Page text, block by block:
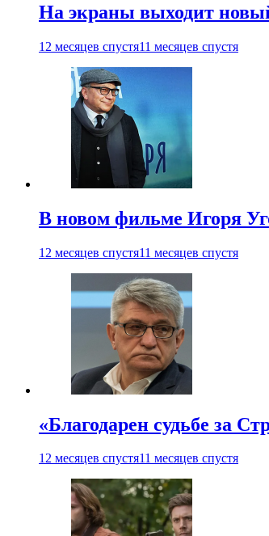
На экраны выходит
12 месяцев спустя11 месяцев спустя
В новом фильме Игоря
12 месяцев спустя11 месяцев спустя
«Благодарен судьбе за
12 месяцев спустя11 месяцев спустя